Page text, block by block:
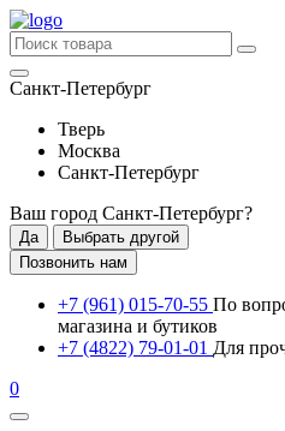
Санкт-Петербург
Тверь
Москва
Санкт-Петербург
Ваш город Санкт-Петербург?
Да
Выбрать другой
Позвонить нам
+7 (961) 015-70-55 По
магазина и бутиков
+7 (4822) 79-01-01 Для
0